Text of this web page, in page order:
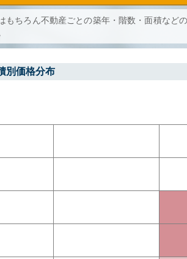
もちろん不動産ごとの築年・階数・面積など
別価格分布